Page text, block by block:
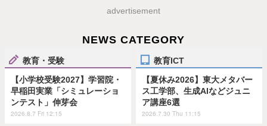
advertisement
NEWS CATEGORY
教育・受験
【小学校受験2027】学習院・
早稲田実業「シミュレーショ
ンテスト」伸芽会
2026.8.7 Fri 12:15
教育ICT
【夏休み2026】東大メタバー
ス工学部、生成AIなどジュニ
ア講座6選
2026.7.30 Thu 11:15